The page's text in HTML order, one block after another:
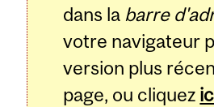
dans la barre
votre navigateur
version plus
page, ou cliquez